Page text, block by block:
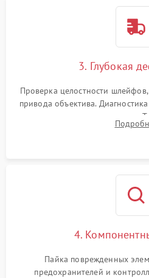
3. Глубокая
Проверка целостности
привода объектива.
питания и картоприемника.
затвора и блока
4.
Пайка поврежденных
предохранителей и